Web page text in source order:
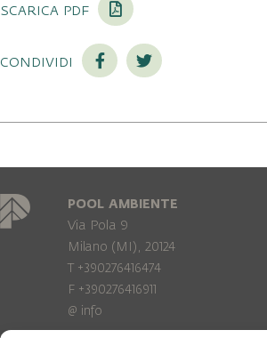
scarica pdf
condividi
POOL AMBIENTE
Via Pola 9
Milano (MI), 20124
T +390276416474
F +390276416911
@ info